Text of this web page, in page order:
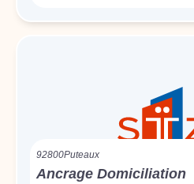
92800Puteaux
Ancrage Domiciliation